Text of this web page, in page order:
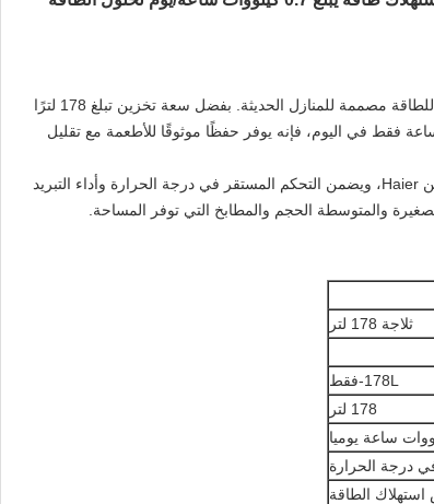
تعد ثلاجة 178 لترًا من حلول التبريد المدمجة والموفرة للطاقة مصممة للمنازل الحديثة. بفضل سعة تخزين تبلغ 178 لترًا
يبلغ 0.7 كيلووات في الساعة فقط في اليوم، فإنه يوفر حفظًا موثوقًا للأطعمة مع تقليل
تم تصميم هذا الطراز باستخدام تقنية التبريد المتقدمة من Haier، ويضمن التحكم المستقر في درجة الحرارة وأداء التبريد
الصغيرة والمتوسطة الحجم والمطابخ التي توفر المساحة.
ثلاجة 178 لتر
178L-فقط
178 لتر
درجة الحرارة
الطاقة